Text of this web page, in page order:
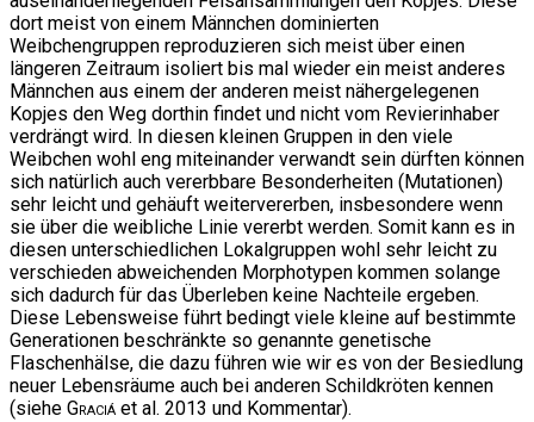
dort meist von einem Männchen dominierten
Weibchengruppen reproduzieren sich meist über einen
längeren Zeitraum isoliert bis mal wieder ein meist anderes
Männchen aus einem der anderen meist nähergelegenen
Kopjes den Weg dorthin findet und nicht vom Revierinhaber
verdrängt wird. In diesen kleinen Gruppen in den viele
Weibchen wohl eng miteinander verwandt sein dürften können
sich natürlich auch vererbbare Besonderheiten (Mutationen)
sehr leicht und gehäuft weitervererben, insbesondere wenn
sie über die weibliche Linie vererbt werden. Somit kann es in
diesen unterschiedlichen Lokalgruppen wohl sehr leicht zu
verschieden abweichenden Morphotypen kommen solange
sich dadurch für das Überleben keine Nachteile ergeben.
Diese Lebensweise führt bedingt viele kleine auf bestimmte
Generationen beschränkte so genannte genetische
Flaschenhälse, die dazu führen wie wir es von der Besiedlung
neuer Lebensräume auch bei anderen Schildkröten kennen
(siehe Graciá et al. 2013 und Kommentar).